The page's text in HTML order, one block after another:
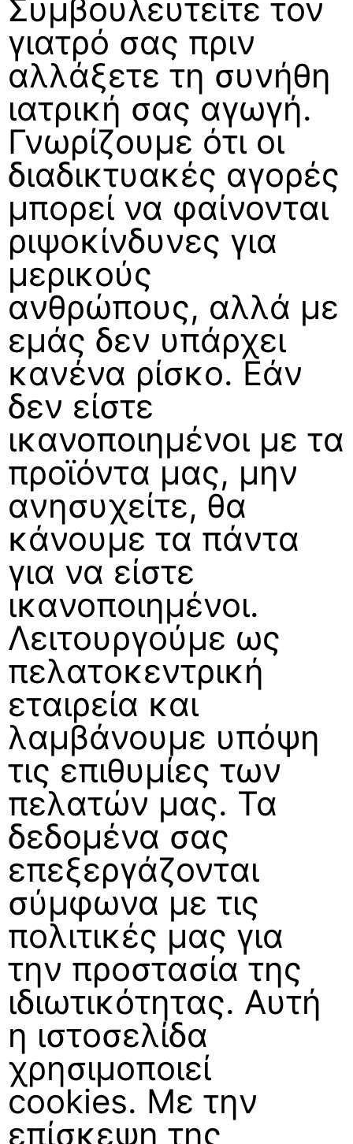
Συμβουλευτείτε τον
γιατρό σας πριν
αλλάξετε τη συνήθη
ιατρική σας αγωγή.
Γνωρίζουμε ότι οι
διαδικτυακές αγορές
μπορεί να φαίνονται
ριψοκίνδυνες για
μερικούς
ανθρώπους, αλλά με
εμάς δεν υπάρχει
κανένα ρίσκο. Εάν
δεν είστε
ικανοποιημένοι με τα
προϊόντα μας, μην
ανησυχείτε, θα
κάνουμε τα πάντα
για να είστε
ικανοποιημένοι.
Λειτουργούμε ως
πελατοκεντρική
εταιρεία και
λαμβάνουμε υπόψη
τις επιθυμίες των
πελατών μας. Τα
δεδομένα σας
επεξεργάζονται
σύμφωνα με τις
πολιτικές μας για
την προστασία της
ιδιωτικότητας. Αυτή
η ιστοσελίδα
χρησιμοποιεί
cookies. Με την
επίσκεψη της